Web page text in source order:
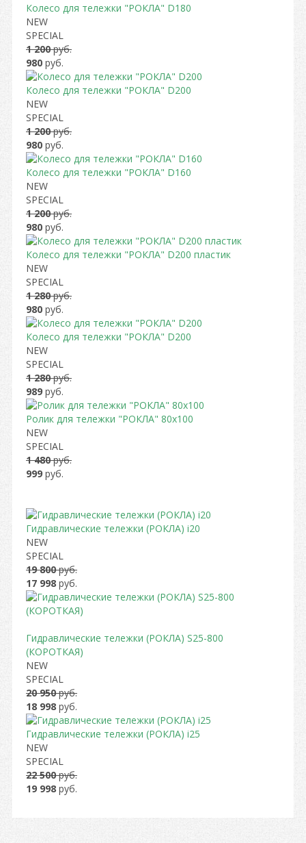
Колесо для тележки "РОКЛА" D180
NEW
SPECIAL
1 200руб.
980 руб.
Колесо для тележки "РОКЛА" D200
NEW
SPECIAL
1 200руб.
980 руб.
Колесо для тележки "РОКЛА" D160
NEW
SPECIAL
1 200руб.
980 руб.
Колесо для тележки "РОКЛА" D200 пластик
NEW
SPECIAL
1 280руб.
980 руб.
Колесо для тележки "РОКЛА" D200
NEW
SPECIAL
1 280руб.
989 руб.
Ролик для тележки "РОКЛА" 80х100
NEW
SPECIAL
1 480руб.
999 руб.
Гидравлические тележки (РОКЛА) i20
NEW
SPECIAL
19 800руб.
17 998 руб.
Гидравлические тележки (РОКЛА) S25-800
(КОРОТКАЯ)
NEW
SPECIAL
20 950руб.
18 998 руб.
Гидравлические тележки (РОКЛА) i25
NEW
SPECIAL
22 500руб.
19 998 руб.